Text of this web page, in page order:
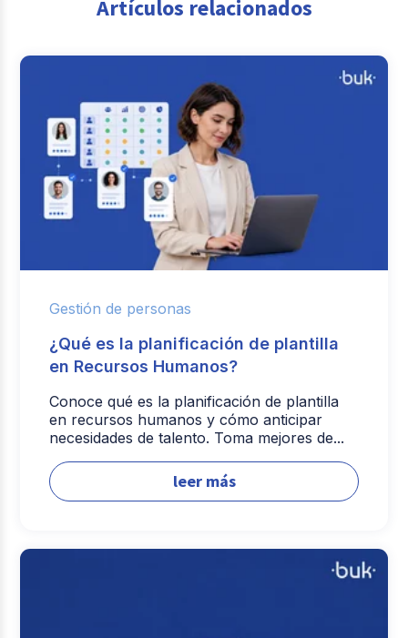
Artículos relacionados
Gestión de personas
¿Qué es la planificación de plantilla
en Recursos Humanos?
Conoce qué es la planificación de plantilla
en recursos humanos y cómo anticipar
necesidades de talento. Toma mejores de...
leer más